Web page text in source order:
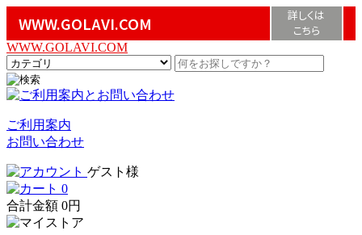
WWW.GOLAVI.COM
詳しくは
こちら
WWW.GOLAVI.COM
ご利用案内
お問い合わせ
ゲスト様
0
合計金額 0円